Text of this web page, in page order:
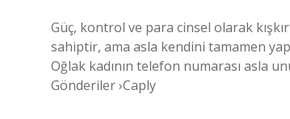
Güç, kontrol ve para cinsel olarak
sahiptir, ama asla kendini tamamen
Oğlak kadının telefon numarası asla
Gönderiler ›Caply